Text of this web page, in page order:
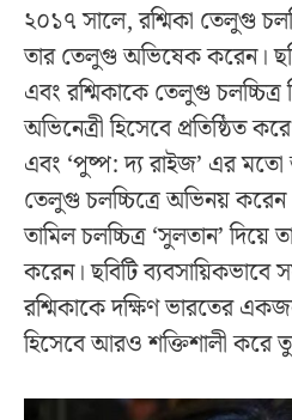
২০১৭ সালে, রশ্মিকা তেলুগু
তার তেলুগু অভিষেক করেন।
এবং রশ্মিকাকে তেলুগু
অভিনেত্রী হিসেবে প্রতিষ্ঠিত
এবং ‘পুষ্প: দ্য রাইজ’ এর
তেলুগু চলচ্চিত্রে অভিনয়
তামিল চলচ্চিত্র ‘সুলতান’
করেন। ছবিটি
রশ্মিকাকে দক্ষিণ ভারতের
হিসেবে আরও শক্তিশালী করে